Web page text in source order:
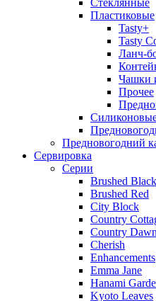
Пластиковые
Tasty+
Tasty
Ланч-
Чашки
Прочее
Предновогодний
Сервировка
Серии
Brushed Black
Brushed Red
City Block
Country
Country Dawn
Cherish
Enhancements
Emma Jane
Hanami
Kyoto Leaves